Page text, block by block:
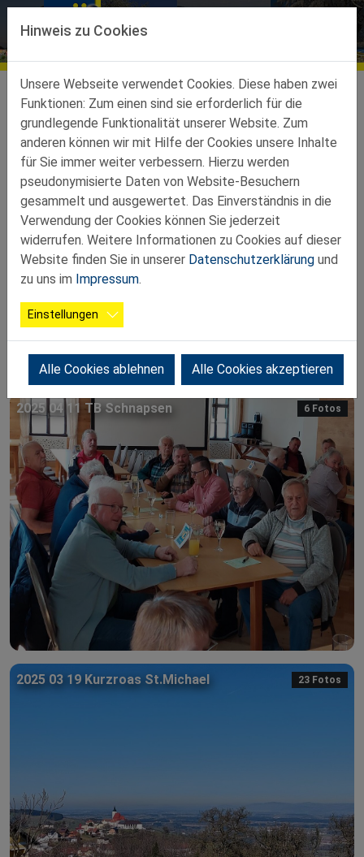
Direkt zur Hauptnavigation springen
Direkt zum Inhalt springen
Bildergalerien
Ortsgruppen
Ortsgruppen-Teilbez-St-Peter-Au Biberbach Galerie
2025 04 29 GuckNazWeg 27 Fotos
2025 04 11 TB Schnapsen 6 Fotos
2025 03 19 Kurzroas St.Michael 23 Fotos
Hinweis zu Cookies
Unsere Webseite verwendet Cookies. Diese haben zwei
Funktionen: Zum einen sind sie erforderlich für die
grundlegende Funktionalität unserer Website. Zum
anderen können wir mit Hilfe der Cookies unsere Inhalte
für Sie immer weiter verbessern. Hierzu werden
pseudonymisierte Daten von Website-Besuchern
gesammelt und ausgewertet. Das Einverständnis in die
Verwendung der Cookies können Sie jederzeit
widerrufen. Weitere Informationen zu Cookies auf dieser
Website finden Sie in unserer Datenschutzerklärung und
zu uns im Impressum.
Einstellungen
Alle Cookies ablehnen Alle Cookies akzeptieren